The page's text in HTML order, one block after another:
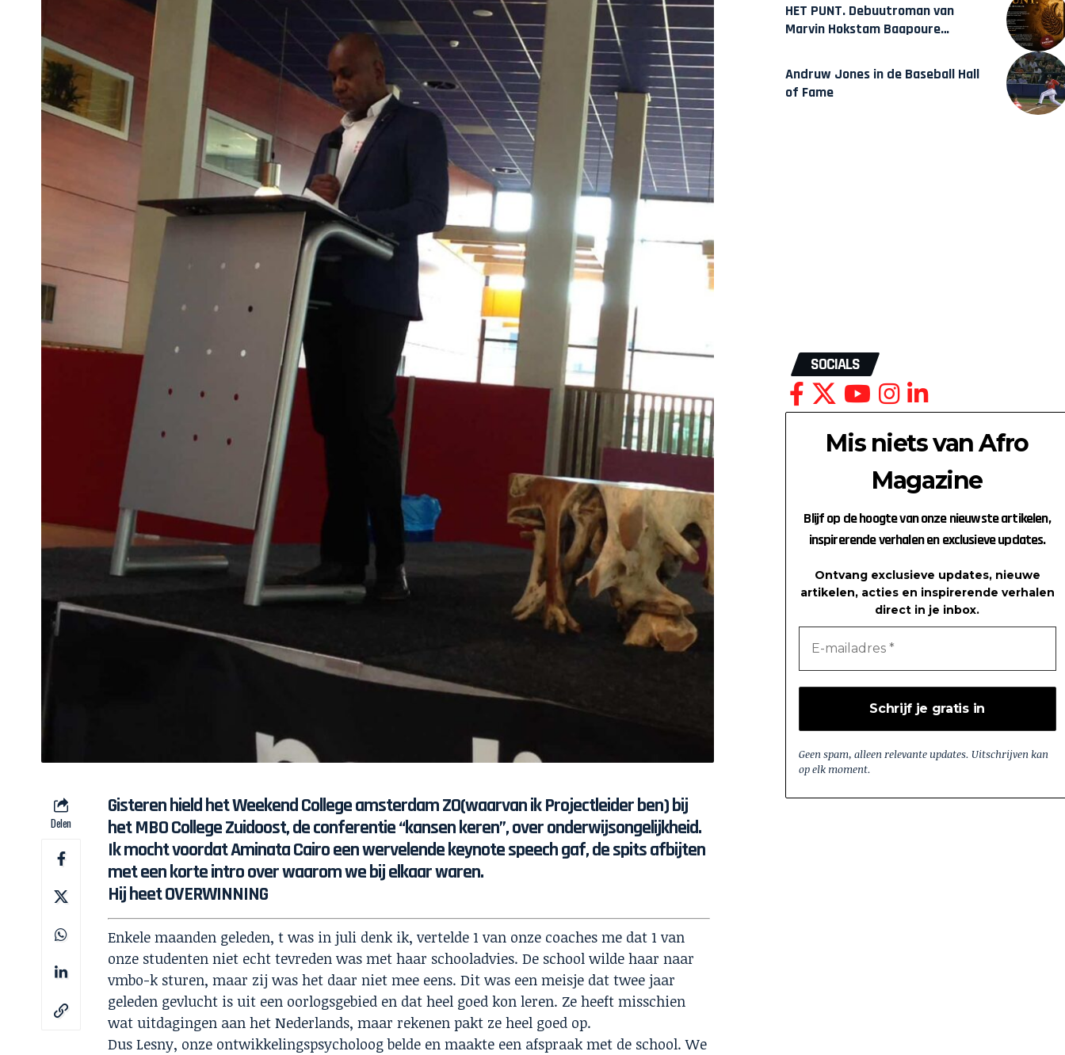
Delen
Gisteren hield het Weekend College amsterdam ZO(waarvan ik Projectleider ben) bij
het MBO College Zuidoost, de conferentie “kansen keren”, over onderwijsongelijkheid.
Ik mocht voordat Aminata Cairo een wervelende keynote speech gaf, de spits afbijten
met een korte intro over waarom we bij elkaar waren.
Hij heet OVERWINNING
Enkele maanden geleden, t was in juli denk ik, vertelde 1 van onze coaches me dat 1 van
onze studenten niet echt tevreden was met haar schooladvies. De school wilde haar naar
vmbo-k sturen, maar zij was het daar niet mee eens. Dit was een meisje dat twee jaar
geleden gevlucht is uit een oorlogsgebied en dat heel goed kon leren. Ze heeft misschien
wat uitdagingen aan het Nederlands, maar rekenen pakt ze heel goed op.
Dus Lesny, onze ontwikkelingspsycholoog belde en maakte een afspraak met de school. We
HET PUNT. Debuutroman van
Marvin Hokstam Baapoure
Andruw Jones in de Baseball Hall
of Fame
SOCIALS
Mis niets van Afro
Magazine
Blijf op de hoogte van onze nieuwste artikelen,
inspirerende verhalen en exclusieve updates.
Ontvang exclusieve updates, nieuwe
artikelen, acties en inspirerende verhalen
direct in je inbox.
Geen spam, alleen relevante updates. Uitschrijven kan
op elk moment.